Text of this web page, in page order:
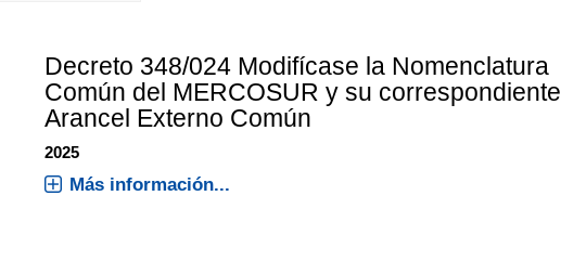
Decreto 348/024 Modifícase la Nomenclatura
Común del MERCOSUR y su correspondiente
Arancel Externo Común
2025
Más información...